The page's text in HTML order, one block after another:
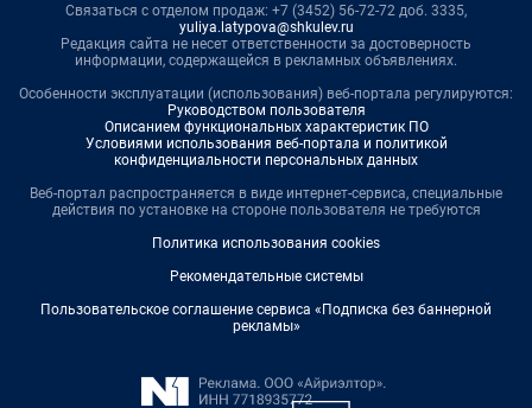
Связаться с отделом продаж: +7 (3452) 56-72-72 доб. 3335,
yuliya.latypova@shkulev.ru
Редакция сайта не несет ответственности за достоверность
информации, содержащейся в рекламных объявлениях.
Особенности эксплуатации (использования) веб-портала регулируются:
Руководством пользователя
Описанием функциональных характеристик ПО
Условиями использования веб-портала и политикой
конфиденциальности персональных данных
Веб-портал распространяется в виде интернет-сервиса, специальные
действия по установке на стороне пользователя не требуются
Политика использования cookies
Рекомендательные системы
Пользовательское соглашение сервиса «Подписка без баннерной
рекламы»